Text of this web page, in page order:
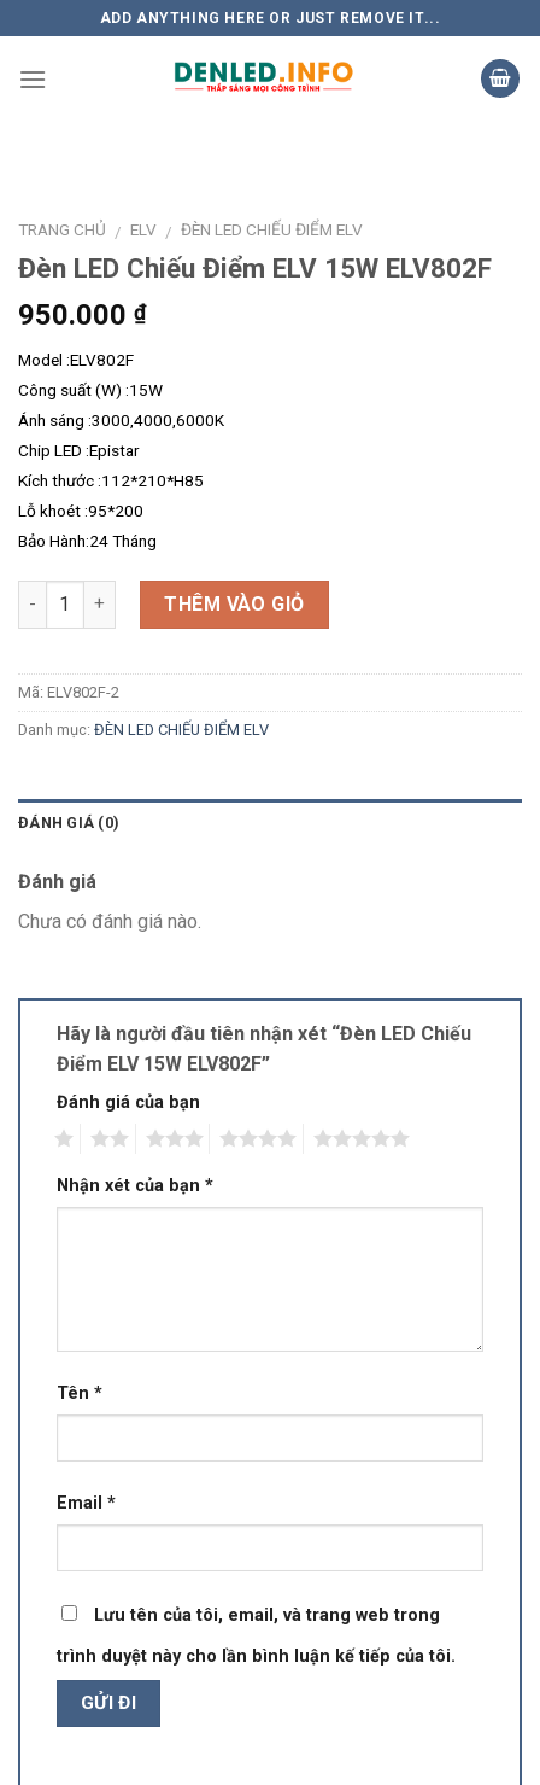
to
content
ADD ANYTHING HERE OR JUST REMOVE IT...
TRANG CHỦ / ELV / ĐÈN LED CHIẾU ĐIỂM ELV
Đèn LED Chiếu Điểm ELV 15W ELV802F
950.000 ₫
Model :ELV802F
Công suất (W) :15W
Ánh sáng :3000,4000,6000K
Chip LED :Epistar
Kích thước :112*210*H85
Lỗ khoét :95*200
Bảo Hành:24 Tháng
Số lượng THÊM VÀO GIỎ
Mã: ELV802F-2
Danh mục: ĐÈN LED CHIẾU ĐIỂM ELV
ĐÁNH GIÁ (0)
Đánh giá
Chưa có đánh giá nào.
Hãy là người đầu tiên nhận xét “Đèn LED Chiếu
Điểm ELV 15W ELV802F”
Đánh giá của bạn
Nhận xét của bạn *
Tên *
Email *
Lưu tên của tôi, email, và trang web trong
trình duyệt này cho lần bình luận kế tiếp của tôi.